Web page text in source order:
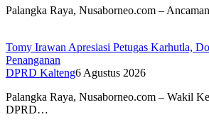
Palangka Raya, Nusaborneo.com –
Tomy Irawan Apresiasi Petugas Karhutla,
Penanganan
DPRD Kalteng6 Agustus 2026
Palangka Raya, Nusaborneo.com – Wakil
DPRD…